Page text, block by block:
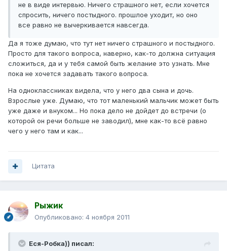
не в виде интервью. Ничего страшного нет, если хочется
спросить, ничего постыдного. прошлое уходит, но оно
все равно не вычеркивается навсегда.
Да я тоже думаю, что тут нет ничего страшного и постыдного.
Просто для такого вопроса, наверно, как-то должна ситуация
сложиться, да и у тебя самой быть желание это узнать. Мне
пока не хочется задавать такого вопроса.
На одноклассниках видела, что у него два сына и дочь.
Взрослые уже. Думаю, что тот маленький мальчик может быть
уже даже и внуком... Но пока дело не дойдет до встречи (о
которой он речи больше не заводил), мне как-то всё равно
чего у него там и как...
Цитата
Рыжик
Опубликовано: 4 ноября 2011
Еся-Робка)) писал: